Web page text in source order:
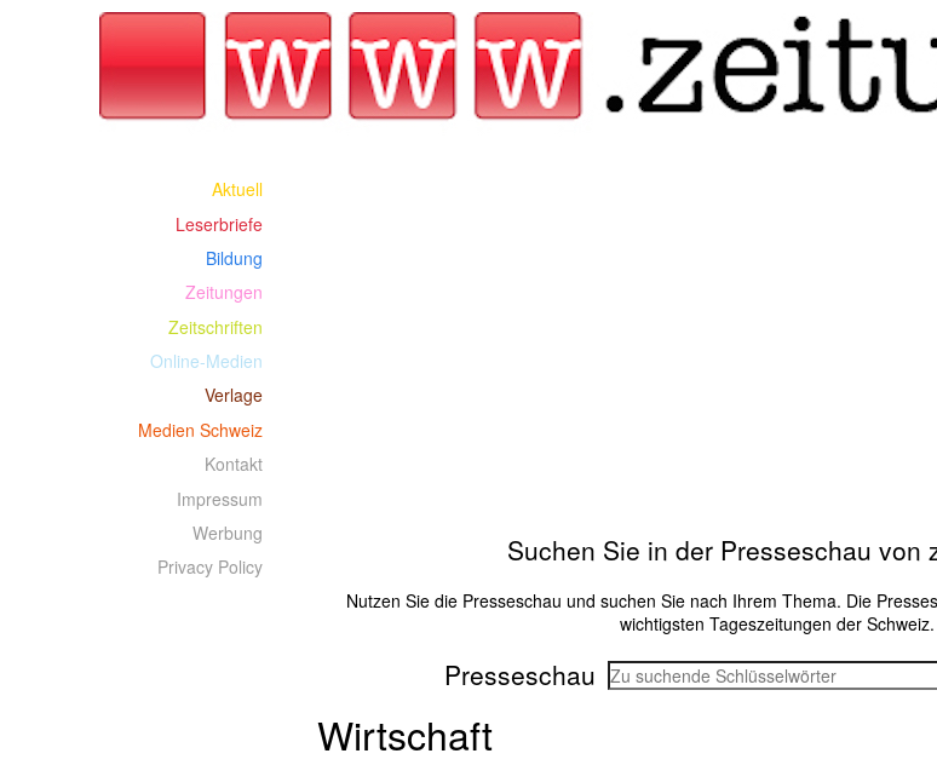
Jump to navigation
Suchen Sie in der Presseschau von
Nutzen Sie die Presseschau und suchen Sie nach Ihrem Thema. Die
wichtigsten Tageszeitungen der Schweiz.
Presseschau
s
u
Wirtschaft
Aktuell
Leserbriefe
Bildung
Zeitungen
Zeitschriften
Online-Medien
Verlage
Medien Schweiz
Kontakt
Impressum
Werbung
Privacy Policy